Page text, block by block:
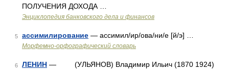
ПОЛУЧЕНИЯ ДОХОДА …
Энциклопедия банковского дела и финансов
5 ассимилирование — ассимил/ир/ова/ни/е [й/э] …
Морфемно-орфографический словарь
6 ЛЕНИН — (УЛЬЯНОВ) Владимир Ильич (1870 1924)